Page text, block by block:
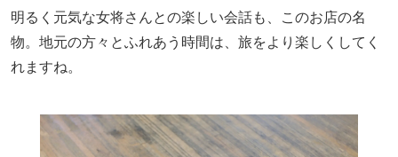
明るく元気な女将さんとの楽しい会話も、このお店の名
物。地元の方々とふれあう時間は、旅をより楽しくしてく
れますね。